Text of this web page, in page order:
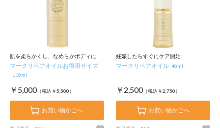
肌を柔らかくし、なめらかボディに
マークリペアオイルお得用サイズ
110ml
￥5,000（税込￥5,500）
お買い物かごへ
妊娠したらすぐにケア開始
マークリペアオイル 40ml
￥2,500（税込￥2,750）
お買い物かごへ